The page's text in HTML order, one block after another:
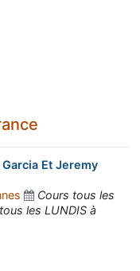
Et Jeremy
Cours tous les
les LUNDIS à